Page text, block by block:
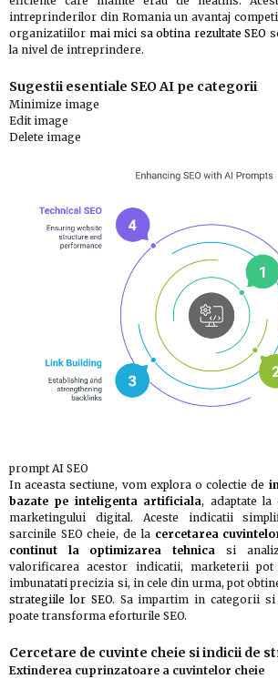
intreprinderilor din Romania un avantaj
organizatiilor mai mici sa obtina rezultate SEO
la nivel de intreprindere.
Sugestii esentiale SEO AI pe categorii
Minimize image
Edit image
Delete image
prompt AI SEO
In aceasta sectiune, vom explora o colectie de
bazate pe inteligenta artificiala, adaptate la
marketingului digital. Aceste indicatii
sarcinile SEO cheie, de la cercetarea
continut la optimizarea tehnica si
valorificarea acestor indicatii, marketerii
imbunatati precizia si, in cele din urma, pot
strategiile lor SEO. Sa impartim in categorii
poate transforma eforturile SEO.
Cercetare de cuvinte cheie si indicii de
Extinderea cuprinzatoare a cuvintelor cheie